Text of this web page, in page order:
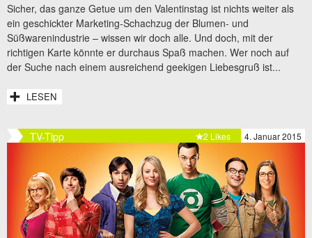
Sicher, das ganze Getue um den Valentinstag ist nichts weiter als
ein geschickter Marketing-Schachzug der Blumen- und
Süßwarenindustrie – wissen wir doch alle. Und doch, mit der
richtigen Karte könnte er durchaus Spaß machen. Wer noch auf
der Suche nach einem ausreichend geekigen Liebesgruß ist...
LESEN
TV-Tipp 4. Januar 2015
2 Likes